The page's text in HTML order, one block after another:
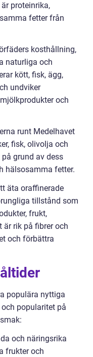
proteinrika,
fetter från
kosthållning,
naturliga och
kött, fisk, ägg,
undviker
och
runt Medelhavet
fisk, olivolja och
grund av dess
hälsosamma fetter.
äta oraffinerade
tillstånd som
frukt,
är rik på fibrer och
och förbättra
populära nyttiga
popularitet på
och näringsrika
frukter och